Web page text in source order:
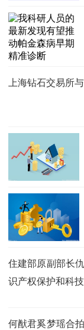
上海钻石交易所
住建部原副部长
识产权保护和科
何猷君奚梦瑶合